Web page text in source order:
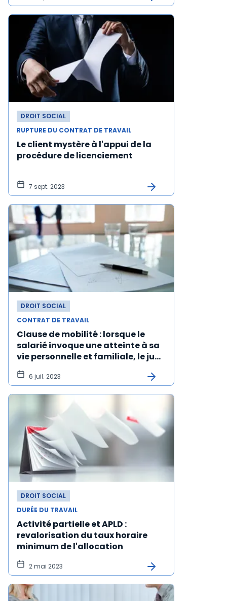
DROIT SOCIAL
RUPTURE DU CONTRAT DE TRAVAIL
Le client mystère à l'appui de la
procédure de licenciement
7 sept. 2023
DROIT SOCIAL
CONTRAT DE TRAVAIL
Clause de mobilité : lorsque le
salarié invoque une atteinte à sa
vie personnelle et familiale, le juge
doit le vérifier
6 juil. 2023
DROIT SOCIAL
DURÉE DU TRAVAIL
Activité partielle et APLD :
revalorisation du taux horaire
minimum de l'allocation
2 mai 2023